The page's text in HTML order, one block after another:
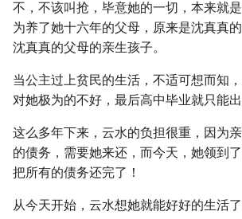
不，不该叫抢，毕意她的一切，本来就
为养了她十六年的父母，原来是沈真真
沈真真的父母的亲生孩子。
当公主过上贫民的生活，不适可想而知
对她极为的不好，最后高中毕业就只能出
这么多年下来，云水的负担很重，因为
的债务，需要她来还，而今天，她领到
把所有的债务还完了！
从今天开始，云水想她就能好好的生活了